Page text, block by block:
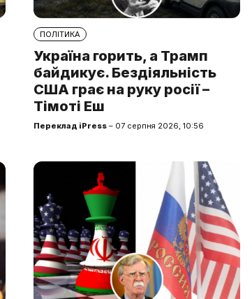
ПОЛІТИКА
Україна горить, а Трамп
байдикує. Бездіяльність
США грає на руку росії –
Тімоті Еш
Переклад iPress – 07 серпня 2026, 10:56